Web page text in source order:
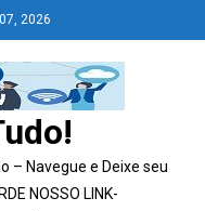
2026
– Navegue e Deixe seu
NOSSO LINK-